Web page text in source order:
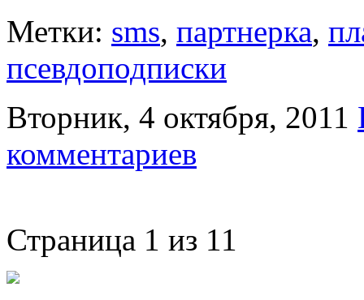
Метки: sms, партнерка,
псевдоподписки
Вторник, 4 октября, 2011
комментариев
Страница 1 из 1 1